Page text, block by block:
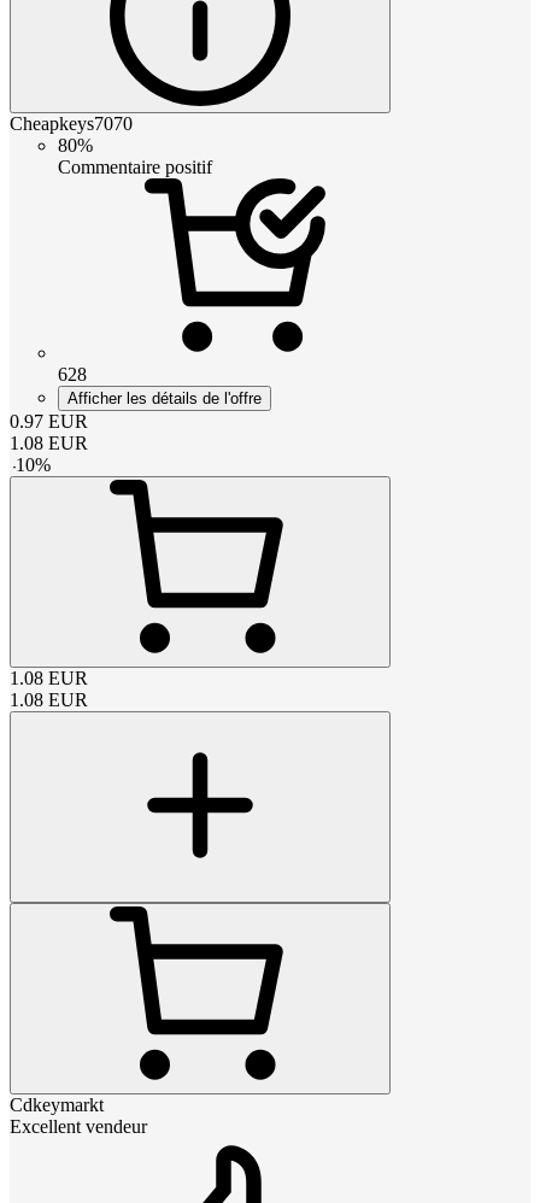
Cheapkeys7070
80%
Commentaire positif
628
Afficher les détails de l'offre
0.97 EUR
1.08 EUR
-10%
1.08 EUR
1.08 EUR
Cdkeymarkt
Excellent vendeur